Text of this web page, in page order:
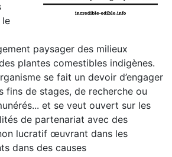
le
paysager des milieux
plantes comestibles indigènes.
se fait un devoir d’engager
fins de stages, de recherche ou
et se veut ouvert sur les
de partenariat avec des
lucratif œuvrant dans les
dans des causes